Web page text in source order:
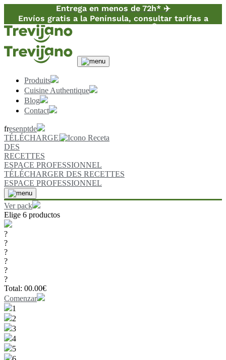
Entrega en menos de 72h* ✈️
Envíos gratis a la Península, consultar tarifas a
Canarias y Baleares 📦
Produits
Cuisine Authentique
Blog
Contact
fresenptde
TÉLÉCHARGER
DES
RECETTES
ESPACE PROFESSIONNEL
TÉLÉCHARGER DES RECETTES
ESPACE PROFESSIONNEL
Ver pack
Elige 6 productos
?
?
?
?
?
?
Total: 00.00€
Comenzar
1
2
3
4
5